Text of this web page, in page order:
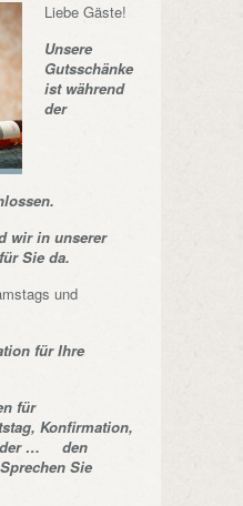
Liebe Gäste!
Unsere
Gutsschänke
ist während
der
wir in unserer
Sie da.
und
für Ihre
für
Konfirmation,
oder … den
Sie